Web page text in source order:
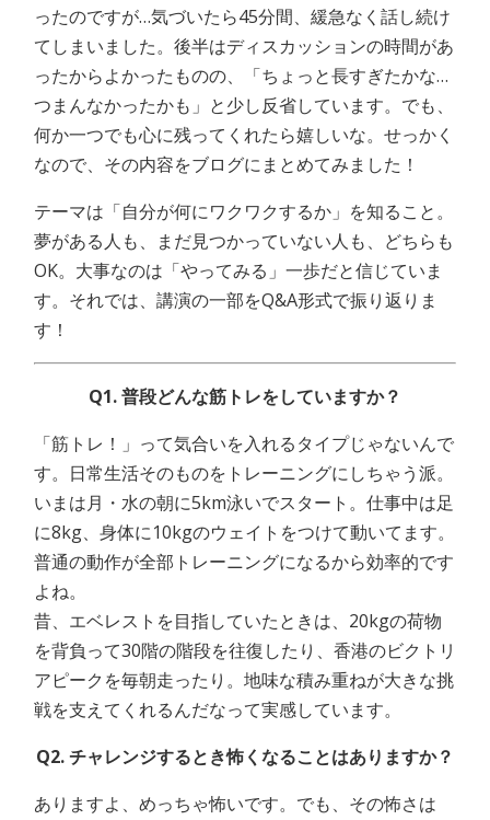
ったのですが…気づいたら45分間、緩急なく話し続け
てしまいました。後半はディスカッションの時間があ
ったからよかったものの、「ちょっと長すぎたかな…
つまんなかったかも」と少し反省しています。でも、
何か一つでも心に残ってくれたら嬉しいな。せっかく
なので、その内容をブログにまとめてみました！
テーマは「自分が何にワクワクするか」を知ること。
夢がある人も、まだ見つかっていない人も、どちらも
OK。大事なのは「やってみる」一歩だと信じていま
す。それでは、講演の一部をQ&A形式で振り返りま
す！
Q1. 普段どんな筋トレをしていますか？
「筋トレ！」って気合いを入れるタイプじゃないんで
す。日常生活そのものをトレーニングにしちゃう派。
いまは月・水の朝に5km泳いでスタート。仕事中は足
に8kg、身体に10kgのウェイトをつけて動いてます。
普通の動作が全部トレーニングになるから効率的です
よね。
昔、エベレストを目指していたときは、20kgの荷物
を背負って30階の階段を往復したり、香港のビクトリ
アピークを毎朝走ったり。地味な積み重ねが大きな挑
戦を支えてくれるんだなって実感しています。
Q2. チャレンジするとき怖くなることはありますか？
ありますよ、めっちゃ怖いです。でも、その怖さは